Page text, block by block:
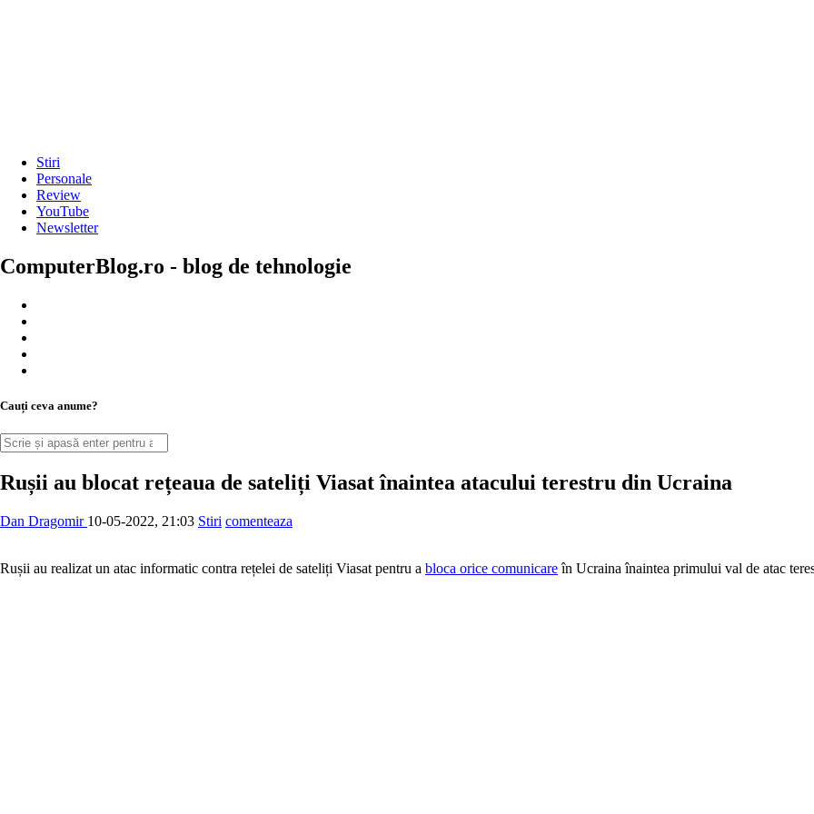
Stiri
Personale
Review
YouTube
Newsletter
ComputerBlog.ro - blog de tehnologie
Cauți ceva anume?
Rușii au blocat rețeaua de sateliți Viasat înaintea atacului terestru din Ucraina
Dan Dragomir 10-05-2022, 21:03 Stiri comenteaza
Rușii au realizat un atac informatic contra rețelei de sateliți Viasat pentru a bloca orice comunicareîn Ucraina înaintea primului val de atac